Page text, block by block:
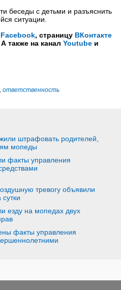
беседы с детьми и разъяснить
ситуации.
Facebook, страницу ВКонтакте
А также на канал Youtube и
, ответственность
штрафовать родителей,
мопеды
факты управления
тревогу объявили
езду на мопедах двух
факты управления